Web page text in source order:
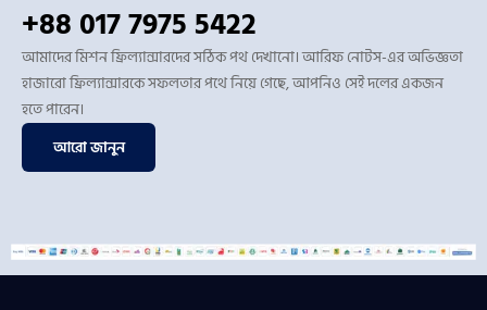
+88 017 7975 5422
আমাদের মিশন ফ্রিল্যান্সারদের সঠিক পথ দেখানো। আরিফ নোটস-এর অভিজ্ঞতা
হাজারো ফ্রিল্যান্সারকে সফলতার পথে নিয়ে গেছে, আপনিও সেই দলের একজন
হতে পারেন।
আরো জানুন